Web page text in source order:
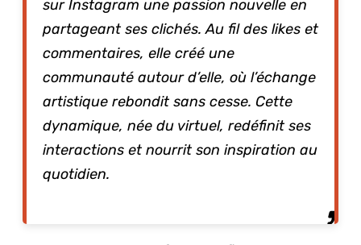
sur Instagram une passion nouvelle en
partageant ses clichés. Au fil des likes et
commentaires, elle créé une
communauté autour d’elle, où l’échange
artistique rebondit sans cesse. Cette
dynamique, née du virtuel, redéfinit ses
interactions et nourrit son inspiration au
quotidien.